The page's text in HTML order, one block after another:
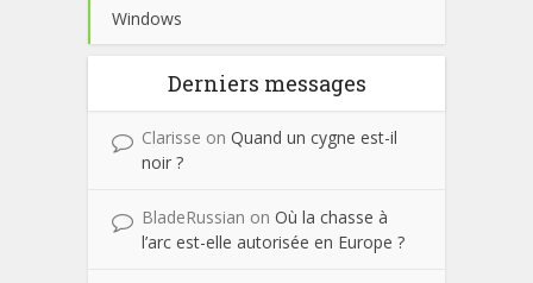
Windows
Derniers messages
Clarisse on Quand un cygne est-il
noir ?
BladeRussian on Où la chasse à
l’arc est-elle autorisée en Europe ?